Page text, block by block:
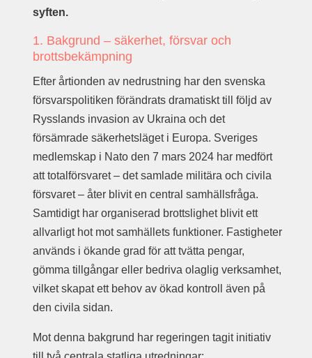
syften.
1. Bakgrund – säkerhet, försvar och
brottsbekämpning
Efter årtionden av nedrustning har den svenska
försvarspolitiken förändrats dramatiskt till följd av
Rysslands invasion av Ukraina och det
försämrade säkerhetsläget i Europa. Sveriges
medlemskap i Nato den 7 mars 2024 har medfört
att totalförsvaret – det samlade militära och civila
försvaret – åter blivit en central samhällsfråga.
Samtidigt har organiserad brottslighet blivit ett
allvarligt hot mot samhällets funktioner. Fastigheter
används i ökande grad för att tvätta pengar,
gömma tillgångar eller bedriva olaglig verksamhet,
vilket skapat ett behov av ökad kontroll även på
den civila sidan.
Mot denna bakgrund har regeringen tagit initiativ